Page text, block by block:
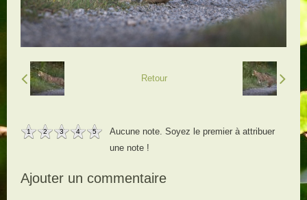
Retour
1 2 3 4 5
Aucune note. Soyez le premier à attribuer
une note !
Ajouter un commentaire